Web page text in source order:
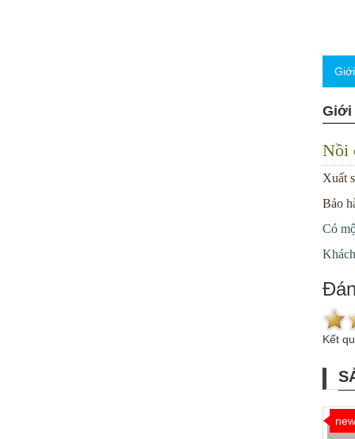
Giới
Nồi
Xuất
Bảo
Có
Kết
new